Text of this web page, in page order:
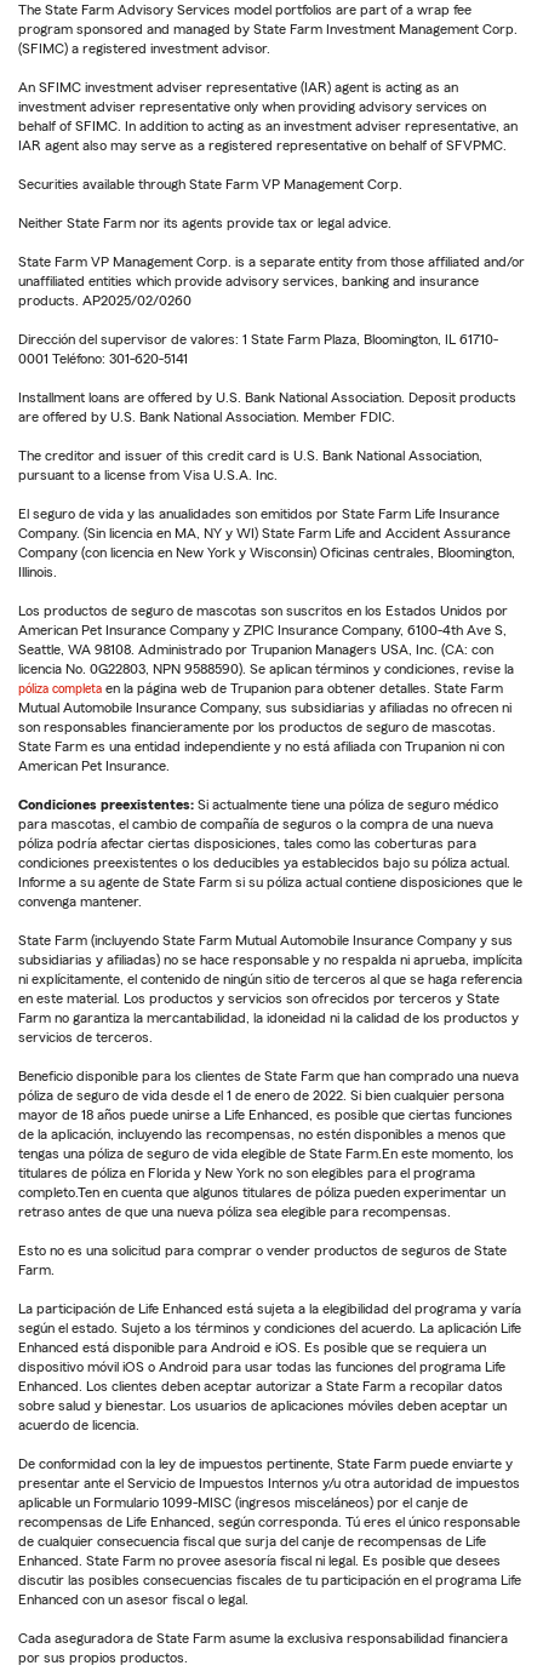
The State Farm Advisory Services model portfolios are part of a wrap fee
program sponsored and managed by State Farm Investment Management Corp.
(SFIMC) a registered investment advisor.
An SFIMC investment adviser representative (IAR) agent is acting as an
investment adviser representative only when providing advisory services on
behalf of SFIMC. In addition to acting as an investment adviser representative, an
IAR agent also may serve as a registered representative on behalf of SFVPMC.
Securities available through State Farm VP Management Corp.
Neither State Farm nor its agents provide tax or legal advice.
State Farm VP Management Corp. is a separate entity from those affiliated and/or
unaffiliated entities which provide advisory services, banking and insurance
products. AP2025/02/0260
Dirección del supervisor de valores: 1 State Farm Plaza, Bloomington, IL 61710-
0001 Teléfono: 301-620-5141
Installment loans are offered by U.S. Bank National Association. Deposit products
are offered by U.S. Bank National Association. Member FDIC.
The creditor and issuer of this credit card is U.S. Bank National Association,
pursuant to a license from Visa U.S.A. Inc.
El seguro de vida y las anualidades son emitidos por State Farm Life Insurance
Company. (Sin licencia en MA, NY y WI) State Farm Life and Accident Assurance
Company (con licencia en New York y Wisconsin) Oficinas centrales, Bloomington,
Illinois.
Los productos de seguro de mascotas son suscritos en los Estados Unidos por
American Pet Insurance Company y ZPIC Insurance Company, 6100-4th Ave S,
Seattle, WA 98108. Administrado por Trupanion Managers USA, Inc. (CA: con
licencia No. 0G22803, NPN 9588590). Se aplican términos y condiciones, revise la
póliza completa en la página web de Trupanion para obtener detalles. State Farm
Mutual Automobile Insurance Company, sus subsidiarias y afiliadas no ofrecen ni
son responsables financieramente por los productos de seguro de mascotas.
State Farm es una entidad independiente y no está afiliada con Trupanion ni con
American Pet Insurance.
Condiciones preexistentes: Si actualmente tiene una póliza de seguro médico
para mascotas, el cambio de compañía de seguros o la compra de una nueva
póliza podría afectar ciertas disposiciones, tales como las coberturas para
condiciones preexistentes o los deducibles ya establecidos bajo su póliza actual.
Informe a su agente de State Farm si su póliza actual contiene disposiciones que le
convenga mantener.
State Farm (incluyendo State Farm Mutual Automobile Insurance Company y sus
subsidiarias y afiliadas) no se hace responsable y no respalda ni aprueba, implícita
ni explícitamente, el contenido de ningún sitio de terceros al que se haga referencia
en este material. Los productos y servicios son ofrecidos por terceros y State
Farm no garantiza la mercantabilidad, la idoneidad ni la calidad de los productos y
servicios de terceros.
Beneficio disponible para los clientes de State Farm que han comprado una nueva
póliza de seguro de vida desde el 1 de enero de 2022. Si bien cualquier persona
mayor de 18 años puede unirse a Life Enhanced, es posible que ciertas funciones
de la aplicación, incluyendo las recompensas, no estén disponibles a menos que
tengas una póliza de seguro de vida elegible de State Farm.En este momento, los
titulares de póliza en Florida y New York no son elegibles para el programa
completo.Ten en cuenta que algunos titulares de póliza pueden experimentar un
retraso antes de que una nueva póliza sea elegible para recompensas.
Esto no es una solicitud para comprar o vender productos de seguros de State
Farm.
La participación de Life Enhanced está sujeta a la elegibilidad del programa y varía
según el estado. Sujeto a los términos y condiciones del acuerdo. La aplicación Life
Enhanced está disponible para Android e iOS. Es posible que se requiera un
dispositivo móvil iOS o Android para usar todas las funciones del programa Life
Enhanced. Los clientes deben aceptar autorizar a State Farm a recopilar datos
sobre salud y bienestar. Los usuarios de aplicaciones móviles deben aceptar un
acuerdo de licencia.
De conformidad con la ley de impuestos pertinente, State Farm puede enviarte y
presentar ante el Servicio de Impuestos Internos y/u otra autoridad de impuestos
aplicable un Formulario 1099-MISC (ingresos misceláneos) por el canje de
recompensas de Life Enhanced, según corresponda. Tú eres el único responsable
de cualquier consecuencia fiscal que surja del canje de recompensas de Life
Enhanced. State Farm no provee asesoría fiscal ni legal. Es posible que desees
discutir las posibles consecuencias fiscales de tu participación en el programa Life
Enhanced con un asesor fiscal o legal.
Cada aseguradora de State Farm asume la exclusiva responsabilidad financiera
por sus propios productos.